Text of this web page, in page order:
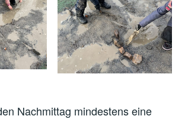
Nachmittag mindestens eine